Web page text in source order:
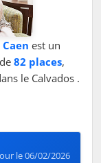
est un
82 places,
le Calvados .
le 06/02/2026